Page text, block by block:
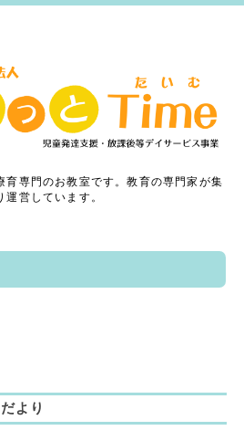
育専門のお教室です。教育の専門家が集
運営しています。
より